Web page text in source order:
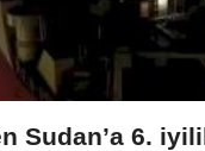
Sudan’a 6.